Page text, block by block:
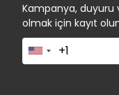
Kampanya, duyuru
olmak için kayıt